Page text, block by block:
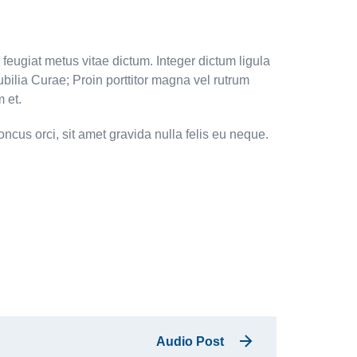
metus vitae dictum. Integer dictum ligula
Curae; Proin porttitor magna vel rutrum
et.
orci, sit amet gravida nulla felis eu neque.
Audio Post